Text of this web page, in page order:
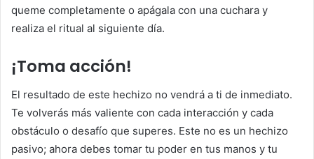
queme completamente o apágala con una cuchara y
realiza el ritual al siguiente día.
¡Toma acción!
El resultado de este hechizo no vendrá a ti de inmediato.
Te volverás más valiente con cada interacción y cada
obstáculo o desafío que superes. Este no es un hechizo
pasivo; ahora debes tomar tu poder en tus manos y tu